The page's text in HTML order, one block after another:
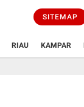
SITEMAP
RIAU KAMPAR